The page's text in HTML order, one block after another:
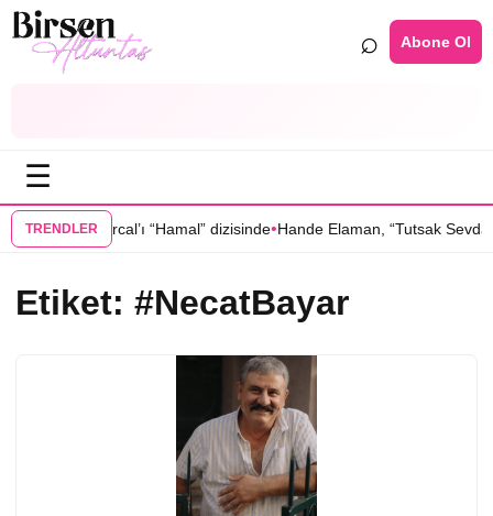
⌕ Abone Ol
☰
TRENDLER
Kaynarcal’ı “Hamal” dizisinde•Hande Elaman, “Tutsak
Etiket: #NecatBayar